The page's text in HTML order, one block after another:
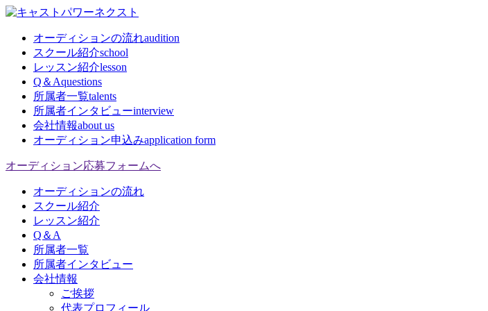
オーディションの流れaudition
スクール紹介school
レッスン紹介lesson
Q＆Aquestions
所属者一覧talents
所属者インタビューinterview
会社情報about us
オーディション申込みapplication form
オーディション応募フォームへ
オーディションの流れ
スクール紹介
レッスン紹介
Q＆A
所属者一覧
所属者インタビュー
会社情報
ご挨拶
代表プロフィール